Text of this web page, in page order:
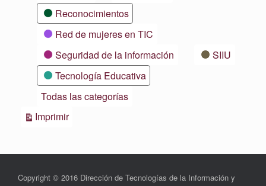
Reconocimientos
Red de mujeres en TIC
Seguridad de la información
SIIU
Tecnología Educativa
Todas las categorías
ImprimirVistas
Copyright © 2016 Dirección de Tecnologías de la Información y